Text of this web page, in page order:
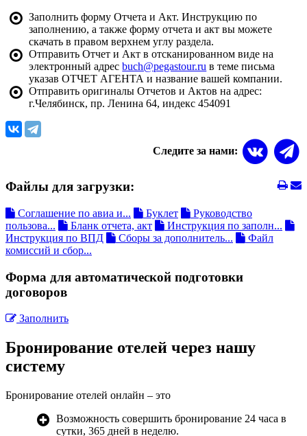
Заполнить форму Отчета и Акт. Инструкцию по
заполнению, а также форму отчета и акт вы можете
скачать в правом верхнем углу раздела.
Отправить Отчет и Акт в отсканированном виде на
электронный адресbuch@pegastour.ru в теме письма
указав ОТЧЕТ АГЕНТА и название вашей компании.
Отправить оригиналы Отчетов и Актов на адрес:
г.Челябинск, пр. Ленина 64, индекс 454091
Следите за нами:
Файлы для загрузки:
Соглашение по авиа и... Буклет
Руководство
пользова...
Бланк отчета, акт
Инструкция по заполн...
Инструкция по ВПД
Сборы за дополнитель...
Файл
комиссий и сбор...
Форма для автоматической подготовки
договоров
Заполнить
Бронирование отелей через нашу
систему
Бронирование отелей онлайн – это
Возможность совершить бронирование 24 часа в
сутки, 365 дней в неделю.